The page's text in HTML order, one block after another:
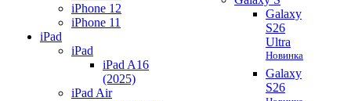
iPhone 12
iPhone 11
iPad
iPad
iPad A16
(2025)
iPad Air
Galaxy
S26
Ultra
Новинка
Galaxy
S26